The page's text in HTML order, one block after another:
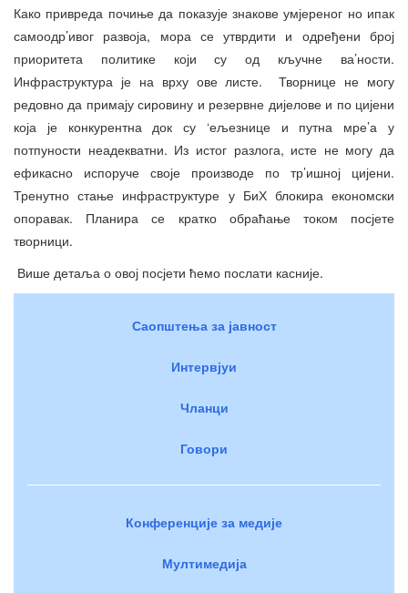
Како привреда почиње да показује знакове умјереног но ипак
самоодр’ивог развоја, мора се утврдити и одређени број
приоритета политике који су од кључне ва’ности.
Инфраструктура је на врху ове листе. Творнице не могу
редовно да примају сировину и резервне дијелове и по цијени
која је конкурентна док су ‘ељезнице и путна мре’а у
потпуности неадекватни. Из истог разлога, исте не могу да
ефикасно испоруче своје производе по тр’ишној цијени.
Тренутно стање инфраструктуре у БиХ блокира економски
опоравак. Планира се кратко обраћање током посјете
творници.
Више детаља о овој посјети ћемо послати касније.
Саопштења за јавност
Интервјуи
Чланци
Говори
Конференције за медије
Мултимедија